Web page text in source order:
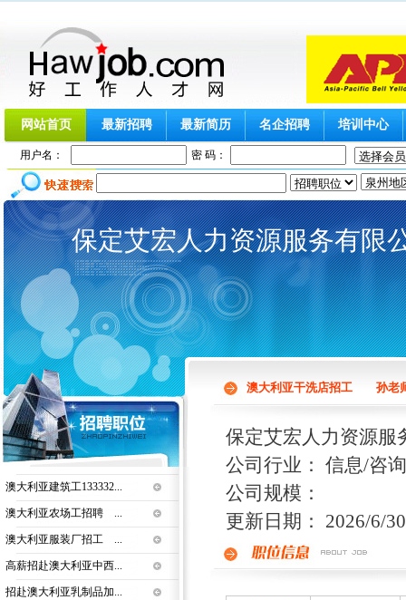
网站首页 最新招聘 最新简历 名企招聘 培训中心
用户名： 密 码：
保定艾宏人力资源服务有限
澳大利亚建筑工133332...
澳大利亚农场工招聘 ...
澳大利亚服装厂招工 ...
高薪招赴澳大利亚中西...
招赴澳大利亚乳制品加...
澳大利亚干洗店招工 孙老
保定艾宏人力资源服
公司行业： 信息/咨
公司规模：
更新日期： 2026/6/